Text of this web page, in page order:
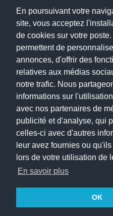
En poursuivant votre
site, vous acceptez
de cookies sur votre
permettent de
annonces, d'offrir des
relatives aux médias
notre trafic. Nous
informations sur
avec nos partenaires de
publicité et d'analyse, qui
celles-ci avec d'autres
leur avez fournies ou
lors de votre utilisation de
En savoir plus
OK
Dentiste à Paris
Copyright © 2026 . All Rights
choisirunmedecin@gmail.com
Nous contacter
Accueil
Blog
Mon compte
Dernier avis : Kassab Mourad,